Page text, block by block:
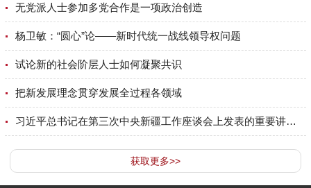
无党派人士参加多党合作是一项政治创造
杨卫敏：“圆心”论——新时代统一战线领导权问题
试论新的社会阶层人士如何凝聚共识
把新发展理念贯穿发展全过程各领域
习近平总书记在第三次中央新疆工作座谈会上发表的重要讲话精神
获取更多>>